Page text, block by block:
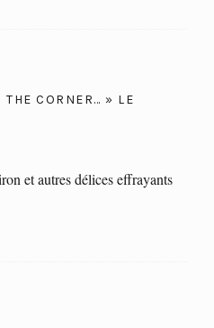
THE CORNER… » LE
et autres délices effrayants